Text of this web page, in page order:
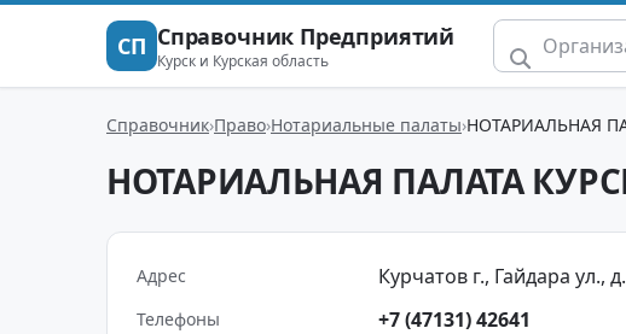
СП Справочник Предприятий
Курск и Курская область
Справочник Право Нотариальные палаты НОТАРИАЛЬНАЯ
НОТАРИАЛЬНАЯ ПАЛАТА
Адрес Курчатов г., Гайдара ул.,
Телефоны +7 (47131) 42641